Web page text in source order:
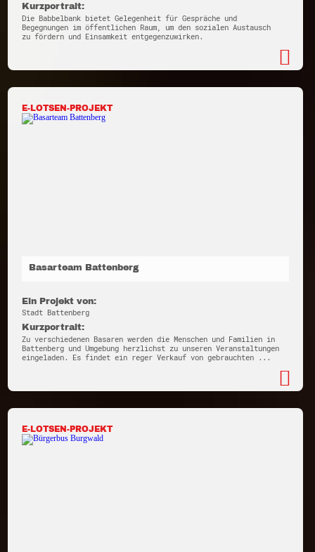
Kurzportrait:
Die Babbelbank bietet Gelegenheit für Gespräche und
Begegnungen im öffentlichen Raum, um den sozialen Austausch
zu fördern und Einsamkeit entgegenzuwirken.
E-LOTSEN-PROJEKT
Basarteam Battenberg
Ein Projekt von:
Stadt Battenberg
Kurzportrait:
Zu verschiedenen Basaren werden die Menschen und Familien in
Battenberg und Umgebung herzlichst zu unseren Veranstaltungen
eingeladen. Es findet ein reger Verkauf von gebrauchten ...
E-LOTSEN-PROJEKT